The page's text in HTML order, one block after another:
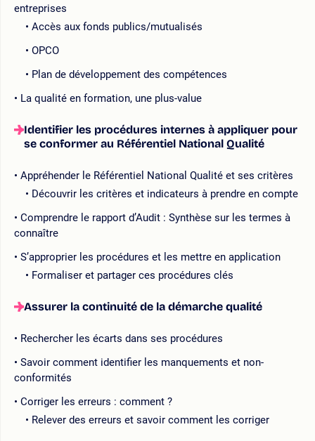
entreprises
Accès aux fonds publics/mutualisés
OPCO
Plan de développement des compétences
La qualité en formation, une plus-value
Identifier les procédures internes à appliquer pour
se conformer au Référentiel National Qualité
Appréhender le Référentiel National Qualité et ses critères
Découvrir les critères et indicateurs à prendre en compte
Comprendre le rapport d’Audit : Synthèse sur les termes à
connaître
S’approprier les procédures et les mettre en application
Formaliser et partager ces procédures clés
Assurer la continuité de la démarche qualité
Rechercher les écarts dans ses procédures
Savoir comment identifier les manquements et non-
conformités
Corriger les erreurs : comment ?
Relever des erreurs et savoir comment les corriger